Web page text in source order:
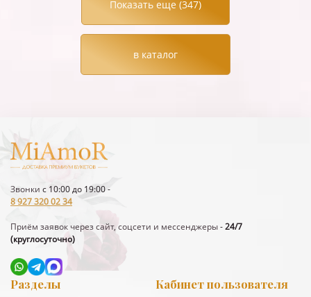
Показать еще (347)
в каталог
Звонки с 10:00 до 19:00 -
8 927 320 02 34
Приём заявок через сайт, соцсети и мессенджеры-24/7
(круглосуточно)
Разделы Кабинет пользователя